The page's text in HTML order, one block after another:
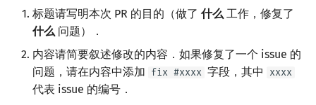
标题请写明本次 PR 的目的（做了 什么 工作，修复了
什么 问题）．
内容请简要叙述修改的内容．如果修复了一个 issue 的
问题，请在内容中添加 fix #xxxx 字段，其中 xxxx
代表 issue 的编号．